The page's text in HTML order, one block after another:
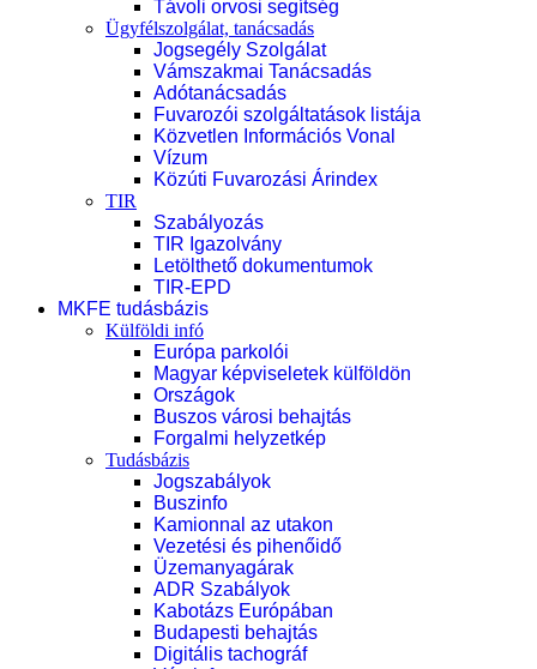
Távoli orvosi segítség
Ügyfélszolgálat, tanácsadás
Jogsegély Szolgálat
Vámszakmai Tanácsadás
Adótanácsadás
Fuvarozói szolgáltatások listája
Közvetlen Információs Vonal
Vízum
Közúti Fuvarozási Árindex
TIR
Szabályozás
TIR Igazolvány
Letölthető dokumentumok
TIR-EPD
MKFE tudásbázis
Külföldi infó
Európa parkolói
Magyar képviseletek külföldön
Országok
Buszos városi behajtás
Forgalmi helyzetkép
Tudásbázis
Jogszabályok
Buszinfo
Kamionnal az utakon
Vezetési és pihenőidő
Üzemanyagárak
ADR Szabályok
Kabotázs Európában
Budapesti behajtás
Digitális tachográf